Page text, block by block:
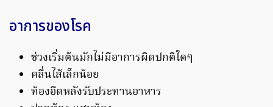
อาการของโรค
ช่วงเริ่มต้นมักไม่มีอาการผิดปกติใดๆ
คลื่นไส้เล็กน้อย
ท้องอืดหลังรับประทานอาหาร